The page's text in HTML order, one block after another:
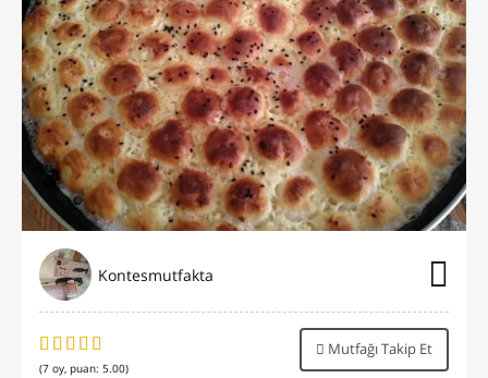
Kontesmutfakta
(7 oy, puan: 5.00)
Mutfağı Takip Et